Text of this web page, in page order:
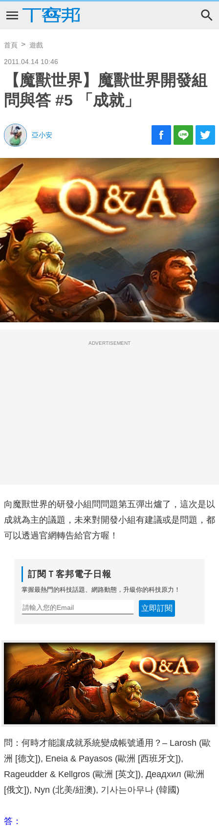
首頁 遊戲
2011.04.14 10:46
【魔獸世界】魔獸世界開發組
問與答 #5 「成就」
亞小安
ADVERTISEMENT
向魔獸世界的研發小組問問題第五彈出爐了，這次是以
成就為主的議題，未來對開發小組有建議或是問題，都
可以透過官網轉告給官方喔！
訂閱Ｔ客邦電子日報
掌握最熱門的科技話題、網路動態，升級你的科技原力！
立即訂閱
問：何時才能讓成就系統變成帳號通用？– Larosh (歐
洲 [德文]), Eneia & Payasos (歐洲 [西班牙文]),
Rageudder & Kellgros (歐洲 [英文]), Деадхил (歐洲
[俄文]), Nyn (北美/紐澳), 기사는아무나 (韓國)
答：